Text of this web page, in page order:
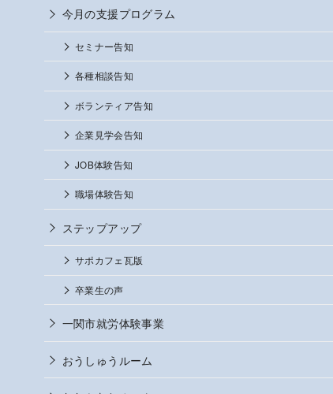
今月の支援プログラム
セミナー告知
各種相談告知
ボランティア告知
企業見学会告知
JOB体験告知
職場体験告知
ステップアップ
サポカフェ瓦版
卒業生の声
一関市就労体験事業
おうしゅうルーム